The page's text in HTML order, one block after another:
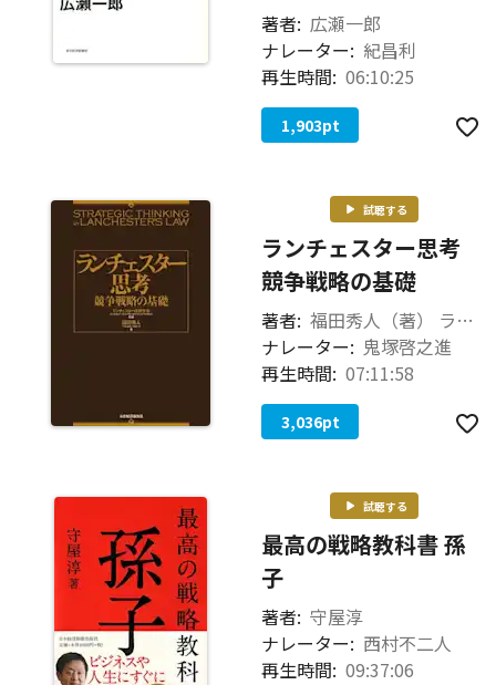
著者: 広瀬一郎
ナレーター: 紀昌利
再生時間: 06:10:25
1,903pt
試聴する
ランチェスター思考
競争戦略の基礎
著者:
福田秀人（著） ランチェスター戦略学会（監修）
ナレーター: 鬼塚啓之進
再生時間: 07:11:58
3,036pt
試聴する
最高の戦略教科書 孫
子
著者: 守屋淳
ナレーター: 西村不二人
再生時間: 09:37:06